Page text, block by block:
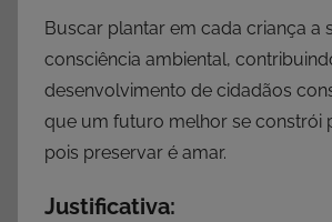
Buscar plantar em cada criança a
consciência ambiental,
desenvolvimento de cidadãos
que um futuro melhor se constrói
pois preservar é amar.
Justificativa: